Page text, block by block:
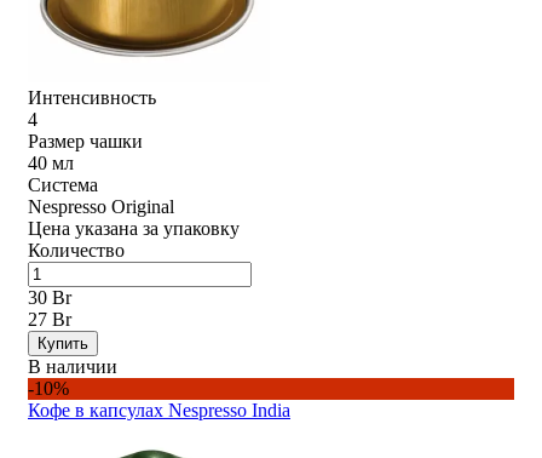
Интенсивность
4
Размер чашки
40 мл
Система
Nespresso Original
Цена указана за упаковку
Количество
30 Br
27 Br
Купить
В наличии
-10%
Кофе в капсулах Nespresso India